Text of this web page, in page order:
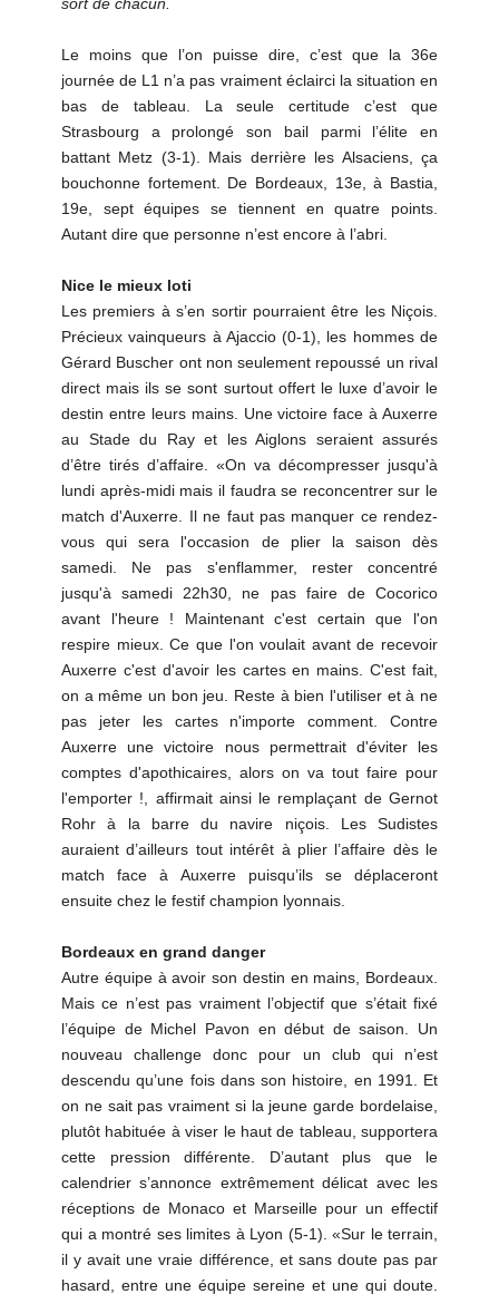
Le moins que l’on puisse dire, c’est que la 36e
journée de L1 n’a pas vraiment éclairci la situation en
bas de tableau. La seule certitude c’est que
Strasbourg a prolongé son bail parmi l’élite en
battant Metz (3-1). Mais derrière les Alsaciens, ça
bouchonne fortement. De Bordeaux, 13e, à Bastia,
19e, sept équipes se tiennent en quatre points.
Autant dire que personne n’est encore à l’abri.
Nice le mieux loti
Les premiers à s’en sortir pourraient être les Niçois.
Précieux vainqueurs à Ajaccio (0-1), les hommes de
Gérard Buscher ont non seulement repoussé un rival
direct mais ils se sont surtout offert le luxe d’avoir le
destin entre leurs mains. Une victoire face à Auxerre
au Stade du Ray et les Aiglons seraient assurés
d’être tirés d’affaire. «On va décompresser jusqu'à
lundi après-midi mais il faudra se reconcentrer sur le
match d'Auxerre. Il ne faut pas manquer ce rendez-
vous qui sera l'occasion de plier la saison dès
samedi. Ne pas s'enflammer, rester concentré
jusqu'à samedi 22h30, ne pas faire de Cocorico
avant l'heure ! Maintenant c'est certain que l'on
respire mieux. Ce que l'on voulait avant de recevoir
Auxerre c'est d'avoir les cartes en mains. C'est fait,
on a même un bon jeu. Reste à bien l'utiliser et à ne
pas jeter les cartes n'importe comment. Contre
Auxerre une victoire nous permettrait d'éviter les
comptes d'apothicaires, alors on va tout faire pour
l'emporter !, affirmait ainsi le remplaçant de Gernot
Rohr à la barre du navire niçois. Les Sudistes
auraient d’ailleurs tout intérêt à plier l’affaire dès le
match face à Auxerre puisqu’ils se déplaceront
ensuite chez le festif champion lyonnais.
Bordeaux en grand danger
Autre équipe à avoir son destin en mains, Bordeaux.
Mais ce n’est pas vraiment l’objectif que s’était fixé
l’équipe de Michel Pavon en début de saison. Un
nouveau challenge donc pour un club qui n’est
descendu qu’une fois dans son histoire, en 1991. Et
on ne sait pas vraiment si la jeune garde bordelaise,
plutôt habituée à viser le haut de tableau, supportera
cette pression différente. D’autant plus que le
calendrier s’annonce extrêmement délicat avec les
réceptions de Monaco et Marseille pour un effectif
qui a montré ses limites à Lyon (5-1). «Sur le terrain,
il y avait une vraie différence, et sans doute pas par
hasard, entre une équipe sereine et une qui doute.